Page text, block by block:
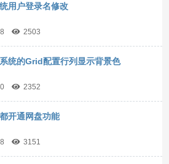
用户登录名修改
2503
统的Grid配置行列显示背景色
2352
开通网盘功能
3151